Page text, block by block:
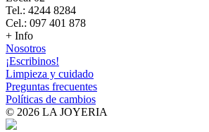
Tel.: 4244 8284
Cel.: 097 401 878
+ Info
Nosotros
¡Escribinos!
Limpieza y cuidado
Preguntas frecuentes
Políticas de cambios
© 2026 LA JOYERIA